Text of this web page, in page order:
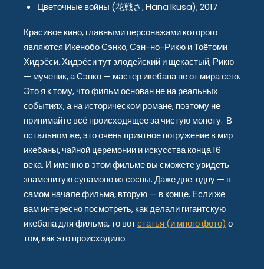
Цветочные войны (花戦さ, Hana Ikusa), 2017
Красивое кино, главными персонажами которого
являются Икенобо Сэнко, Сэн-но-Рикю и Тоётоми
Хидэёси. Хидэёси тут злодейский и щекастый, Рикю
— мученик, а Сэнко — мастер икебана не от мира сего.
Это я к тому, что фильм основан не на реальных
событиях, а на историческом романе, поэтому не
принимайте всё происходящее за чистую монету. В
остальном же, это очень приятное погружение в мир
икебаны, чайной церемонии и искусства конца 16
века. И именно в этом фильме вы сможете увидеть
знаменитую сунамоно из сосны. Даже две: одну — в
самом начале фильма, вторую — в конце. Если же
вам интересно посмотреть, как делали гигантскую
икебана для фильма, то вотстатья (и много фото) о
том, как это происходило.